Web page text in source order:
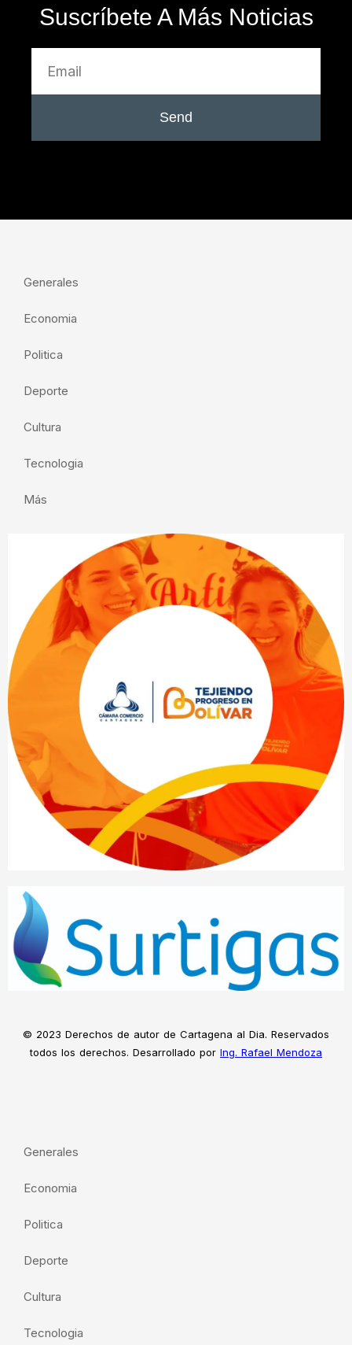
Suscríbete A Más Noticias
Send
Generales
Economia
Politica
Deporte
Cultura
Tecnologia
Más
© 2023 Derechos de autor de Cartagena al Dia. Reservados
todos los derechos. Desarrollado por Ing. Rafael Mendoza
Generales
Economia
Politica
Deporte
Cultura
Tecnologia